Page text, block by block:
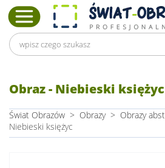
Obraz - Niebieski księżyc
Świat Obrazów > Obrazy > Obrazy
Niebieski księżyc